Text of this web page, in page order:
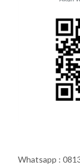
Whatsapp :